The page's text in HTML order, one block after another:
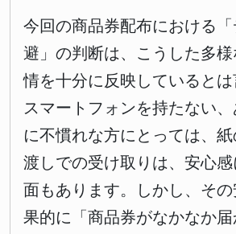
今回の商品券配布における
避」の判断は、こうした多
情を十分に反映しているとは
スマートフォンを持たない
に不慣れな方にとっては、
渡しでの受け取りは、安心
面もあります。しかし、そ
果的に「商品券がなかなか